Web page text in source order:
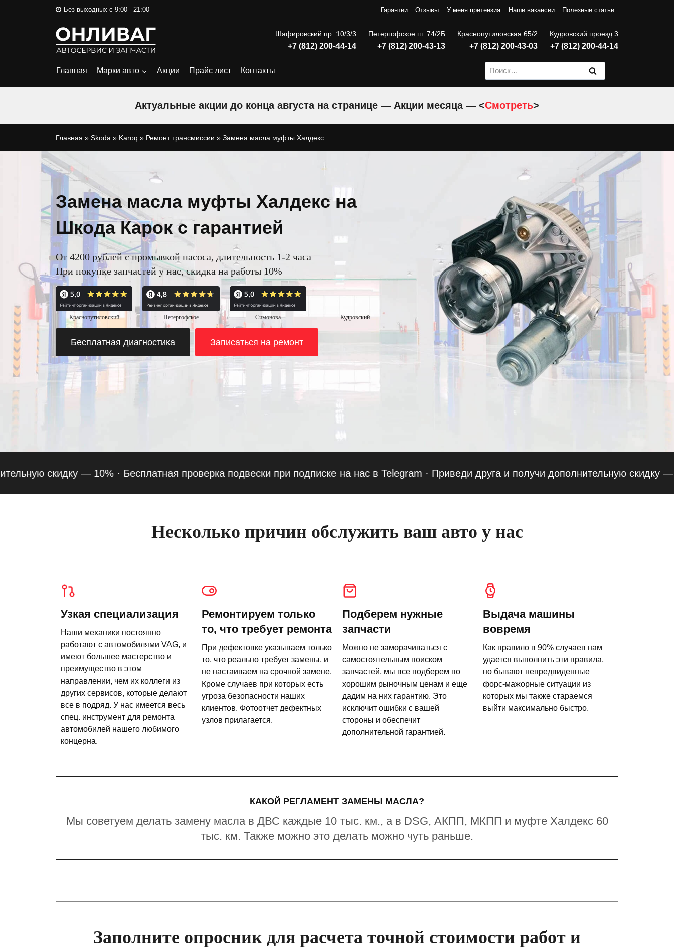
Без выходных с 9:00 - 21:00 Гарантии Отзывы У меня претензия Наши вакансии Полезные статьи
Шафировский пр. 10/3/3
+7 (812) 200-44-14
Петергофское ш. 74/2Б
+7 (812) 200-43-13
Краснопутиловская 65/2
+7 (812) 200-43-03
Кудровский проезд 3
+7 (812) 200-44-14
Главная Марки авто Акции Прайс лист Контакты Найти:
Актуальные акции до конца августа на странице — Акции месяца — <Смотреть>
Главная » Skoda » Karoq » Ремонт трансмиссии » Замена масла муфты Халдекс
Замена масла муфты Халдекс на
Шкода Карок с гарантией
От 4200 рублей с промывкой насоса, длительность 1-2 часа
При покупке запчастей у нас, скидка на работы 10%
Краснопутиловский Петергофское Симонова Кудровский
Бесплатная диагностика Записаться на ремонт
скидку — 10% · Бесплатная проверка подвески при подписке на нас в Telegram· Приведи друга и получи дополнительную скидку — 10%
Несколько причин обслужить ваш авто у нас
Узкая специализация
Наши механики постоянно
работают с автомобилями VAG, и
имеют большее мастерство и
преимущество в этом
направлении, чем их коллеги из
других сервисов, которые делают
все в подряд. У нас имеется весь
спец. инструмент для ремонта
автомобилей нашего любимого
концерна.
Ремонтируем только
то, что требует ремонта
При дефектовке указываем только
то, что реально требует замены, и
не настаиваем на срочной замене.
Кроме случаев при которых есть
угроза безопасности наших
клиентов. Фотоотчет дефектных
узлов прилагается.
Подберем нужные
запчасти
Можно не заморачиваться с
самостоятельным поиском
запчастей, мы все подберем по
хорошим рыночным ценам и еще
дадим на них гарантию. Это
исключит ошибки с вашей
стороны и обеспечит
дополнительной гарантией.
Выдача машины
вовремя
Как правило в 90% случаев нам
удается выполнить эти правила,
но бывают непредвиденные
форс-мажорные ситуации из
которых мы также стараемся
выйти максимально быстро.
КАКОЙ РЕГЛАМЕНТ ЗАМЕНЫ МАСЛА?
Мы советуем делать замену масла в ДВС каждые 10 тыс. км., а в DSG, АКПП, МКПП и муфте Халдекс 60
тыс. км. Также можно это делать можно чуть раньше.
Заполните опросник для расчета точной стоимости работ и